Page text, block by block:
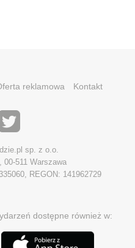
reklamowa Kontakt
sp. z o.o.
00-511 Warszawa
REGON: 141962729
dostępne również w: